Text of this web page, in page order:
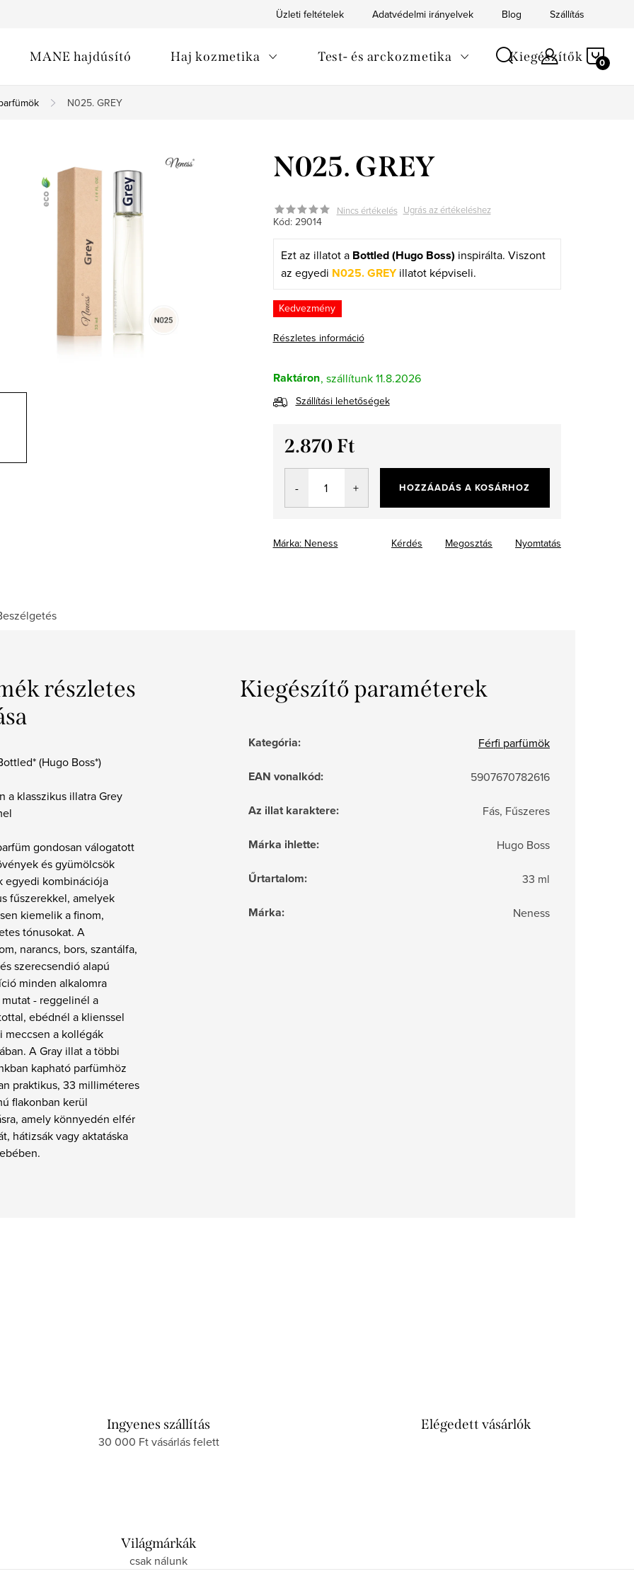
Üzleti feltételek Adatvédelmi irányelvek Blog Szállítás
MANE hajdúsító Haj kozmetika Test- és arckozmetika Kiegészítők
N025. GREY
Kedvezmény
N025. GREY
Nincs értékelés Ugrás az értékeléshez
Kód: 29014
Részletes információ
Raktáron 11.8.2026
Szállítási lehetőségek
2.870 Ft
Egységár:
HOZZÁADÁS A KOSÁRHOZ
Márka: Neness Nyomtatás
Kérdés Megosztás
Ezt az illatot a Bottled (Hugo Boss) inspirálta. Viszont
az egyedi N025. GREYillatot képviseli.
részletes
(Hugo Boss*)
a klasszikus illatra Grey
gondosan válogatott
és gyümölcsök
egyedi kombinációja
fűszerekkel, amelyek
kiemelik a finom,
tónusokat. A
narancs, bors, szantálfa,
szerecsendió alapú
minden alkalomra
- reggelinél a
ebédnél a klienssel
meccsen a kollégák
A Gray illat a többi
kapható parfümhöz
praktikus, 33 milliméteres
flakonban kerül
amely könnyedén elfér
hátizsák vagy aktatáska
Kiegészítő paraméterek
Kategória: Férfi parfümök
EAN vonalkód: 5907670782616
Az illat karaktere: Fás, Fűszeres
Márka ihlette: Hugo Boss
Űrtartalom: 33 ml
Márka: Neness
Ingyenes szállítás
30 000 Ft vásárlás felett
Elégedett vásárlók
Világmárkák
csak nálunk